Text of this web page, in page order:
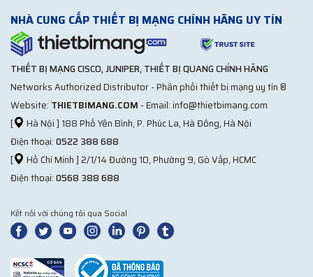
NHÀ CUNG CẤP THIẾT BỊ MẠNG CHÍNH HÃNG UY TÍN
THIẾT BỊ MẠNG CISCO, JUNIPER, THIẾT BỊ QUANG CHÍNH HÃNG
Networks Authorized Distributor - Phân phối thiết bị mạng uy tín ®
Website: THIETBIMANG.COM - Email: info@thietbimang.com
[
Hà Nội ] 188 Phố Yên Bình, P. Phúc La, Hà Đông, Hà Nội
Điện thoại:0522 388 688
[
Hồ Chí Minh ] 2/1/14 Đường 10, Phường 9, Gò Vấp, HCMC
Điện thoại:0568 388 688
Kết nối với chúng tôi qua Social